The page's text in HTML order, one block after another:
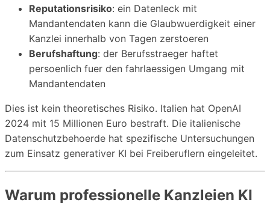
Reputationsrisiko: ein Datenleck mit
Mandantendaten kann die Glaubwuerdigkeit einer
Kanzlei innerhalb von Tagen zerstoeren
Berufshaftung: der Berufsstraeger haftet
persoenlich fuer den fahrlaessigen Umgang mit
Mandantendaten
Dies ist kein theoretisches Risiko. Italien hat OpenAI
2024 mit 15 Millionen Euro bestraft. Die italienische
Datenschutzbehoerde hat spezifische Untersuchungen
zum Einsatz generativer KI bei Freiberuflern eingeleitet.
Warum professionelle Kanzleien KI